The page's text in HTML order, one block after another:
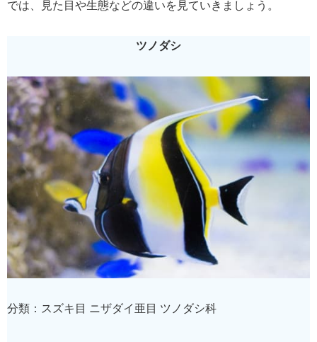
では、見た目や生態などの違いを見ていきましょう。
ツノダシ
分類：スズキ目 ニザダイ亜目 ツノダシ科